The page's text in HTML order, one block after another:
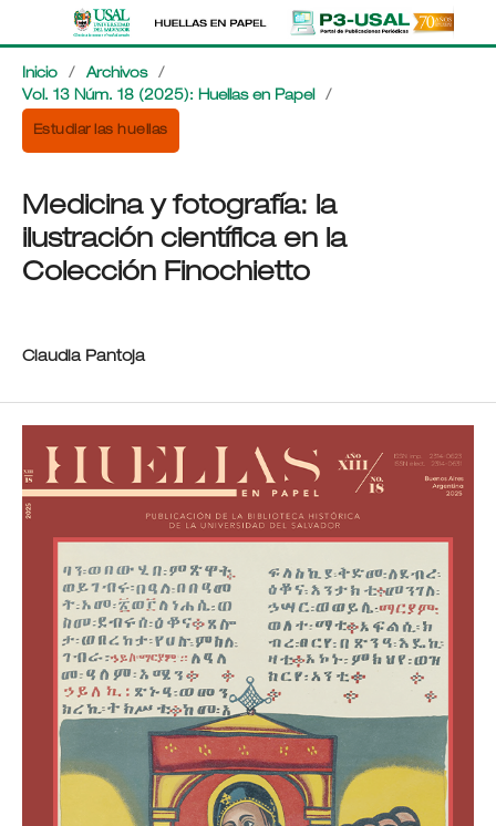
Inicio / Archivos
/
Vol. 13 Núm. 18 (2025): Huellas en Papel
/
Estudiar las huellas
Medicina y fotografía: la
ilustración científica en la
Colección Finochietto
Claudia Pantoja